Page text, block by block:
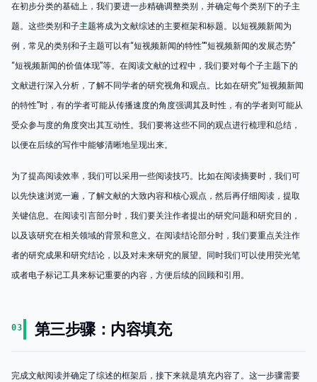
在初步分类的基础上，我们要进一步精确调整类别，并确定每个类别下的子主
题。这些类别和子主题将成为文献综述的主要框架和标题。以短视频新闻为
例，常见的类别和子主题可以有“短视频新闻的特性”“短视频新闻的发展态势”
“短视频新闻的价值体现”等。在阅读文献的过程中，我们要对每个子主题下的
文献进行深入分析，了解不同学者的研究视角和观点。比如在研究“短视频新闻
的特性”时，有的学者可能从传播速度的角度强调其及时性，有的学者则可能从
受众参与度的角度突出其互动性。我们要将这些不同的观点进行梳理和总结，
以便在后续的写作中能够清晰地呈现出来。
为了提高阅读效率，我们可以采用一些阅读技巧。比如在阅读摘要时，我们可
以先快速浏览一遍，了解文献的大致内容和核心观点，然后再仔细阅读，提取
关键信息。在阅读引言部分时，我们要关注作者提出的研究问题和研究目的，
以及该研究在相关领域的背景和意义。在阅读结论部分时，我们要重点关注作
者的研究成果和研究结论，以及对未来研究的展望。同时我们可以使用荧光笔
或者电子标记工具来标记重要的内容，方便后续的回顾和引用。
03 第三步骤：内容填充
完成文献阅读并确定了综述的框架后，接下来就是填充内容了。这一步骤需要